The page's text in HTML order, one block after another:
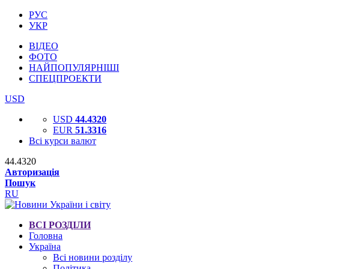
РУС
УКР
ВІДЕО
ФОТО
НАЙПОПУЛЯРНІШІ
СПЕЦПРОЕКТИ
USD
USD 44.4320
EUR 51.3316
Всі курси валют
44.4320
Авторизація
Пошук
RU
ВСІ РОЗДІЛИ
Головна
Україна
Всі новини розділу